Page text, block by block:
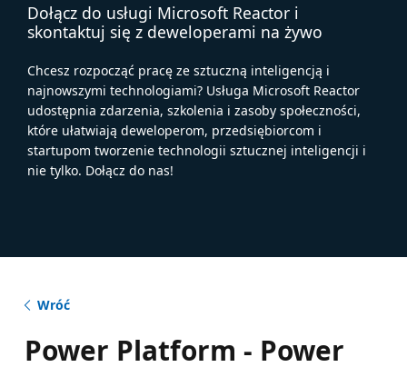
Dołącz do usługi Microsoft Reactor i
skontaktuj się z deweloperami na żywo
Chcesz rozpocząć pracę ze sztuczną inteligencją i
najnowszymi technologiami? Usługa Microsoft Reactor
udostępnia zdarzenia, szkolenia i zasoby społeczności,
które ułatwiają deweloperom, przedsiębiorcom i
startupom tworzenie technologii sztucznej inteligencji i
nie tylko. Dołącz do nas!
Wróć
Power Platform - Power